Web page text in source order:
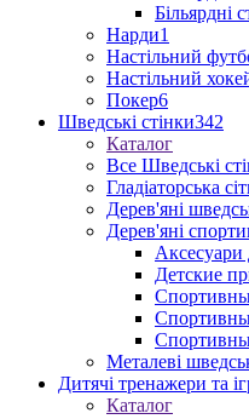
Більярдні
Нарди1
Настільний
Настільний
Покер6
Шведські стінки342
Каталог
Все Шведські
Гладіаторська
Дерев'яні
Дерев'яні
Аксесуари
Детские
Металеві
Дитячі тренажери та
Каталог